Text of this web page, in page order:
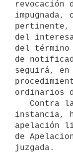
revocación
pertinente,
del
del
de
seguirá,
ordinarios
instancia,
apelación
de
juzgada.